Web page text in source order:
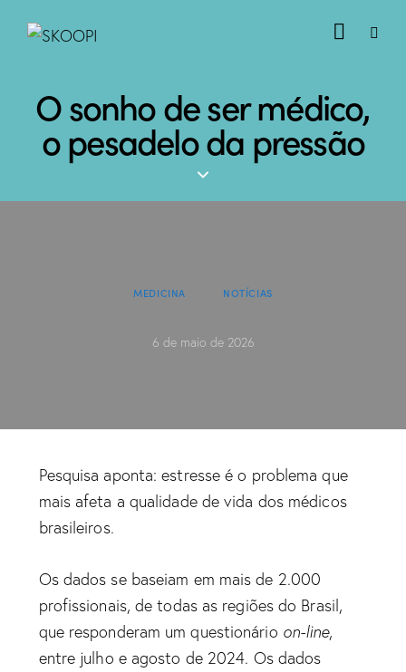
O sonho de ser médico,
o pesadelo da pressão
MEDICINA NOTÍCIAS
6 de maio de 2026
Pesquisa aponta: estresse é o problema que
mais afeta a qualidade de vida dos médicos
brasileiros.
Os dados se baseiam em mais de 2.000
profissionais, de todas as regiões do Brasil,
que responderam um questionário on-line,
entre julho e agosto de 2024. Os dados